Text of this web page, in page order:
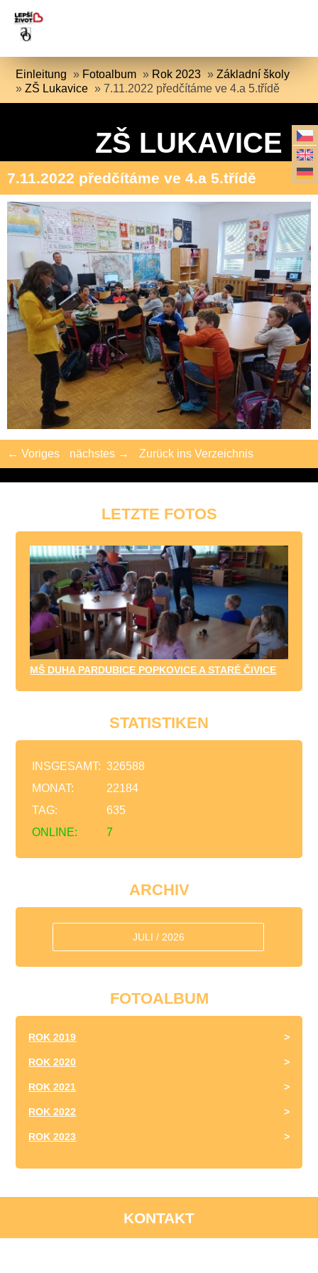
Einleitung » Fotoalbum » Rok 2023 »Základní školy
»ZŠ Lukavice »7.11.2022 předčítáme ve 4.a 5.třídě
ZŠ LUKAVICE
7.11.2022 předčítáme ve 4.a 5.třídě
← Voriges nächstes → Zurück ins Verzeichnis
LETZTE FOTOS
MŠ DUHA PARDUBICE POPKOVICE A STARÉ ČIVICE
STATISTIKEN
ONLINE: 7
INSGESAMT: 326588
MONAT:
22184
TAG:
635
ARCHIV
JULI / 2026
FOTOALBUM
ROK 2019
ROK 2020
ROK 2021
ROK 2022
ROK 2023
KONTAKT